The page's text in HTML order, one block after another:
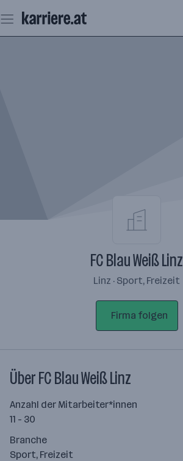
Seiteninhalt
springen
FC Blau Weiß Linz
Linz · Sport, Freizeit
Firma folgen
Über FC Blau Weiß Linz
Anzahl der Mitarbeiter*innen
11 - 30
Branche
Sport, Freizeit